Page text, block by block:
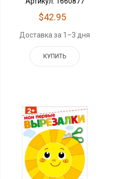
$42.95
Доставка за 1–3 дня
КУПИТЬ